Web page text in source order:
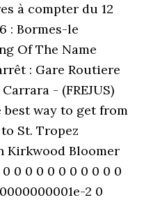
à compter du 12
: Bormes-le
Of The Name
: Gare Routiere
- (FREJUS)
best way to get from
St. Tropez
Kirkwood Bloomer
0 0 0 0 0 0 0 0 0 0
2 0